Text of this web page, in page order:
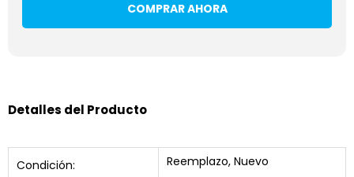
COMPRAR AHORA
Detalles del Producto
Condición: Reemplazo, Nuevo